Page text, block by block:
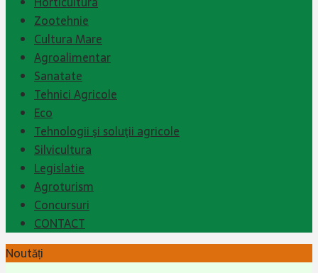
Zootehnie
Cultura Mare
Agroalimentar
Sanatate
Tehnici Agricole
Eco
Tehnologii şi soluţii agricole
Silvicultura
Legislatie
Agroturism
Concursuri
CONTACT
Noutăți